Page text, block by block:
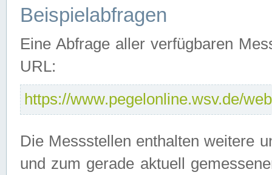
Beispielabfragen
Eine Abfrage aller verfügbaren
URL:
https://www.pegelonline.wsv.de/
Die Messstellen enthalten weitere
und zum gerade aktuell